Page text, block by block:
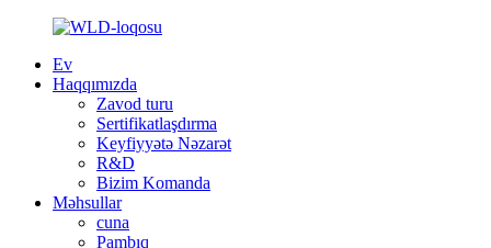
Ev
Haqqımızda
Zavod turu
Sertifikatlaşdırma
Keyfiyyətə Nəzarət
R&D
Bizim Komanda
Məhsullar
cuna
Pambıq